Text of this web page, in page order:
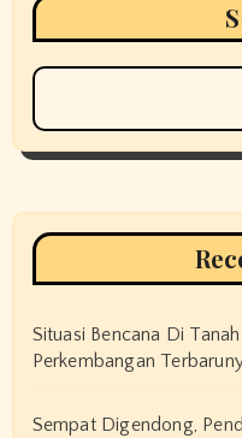
Situasi Bencana Di
Perkembangan
Sempat Digendong,